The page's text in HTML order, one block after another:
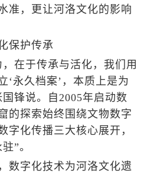
准，更让河洛文化的影响
保护传承
在于传承与活化，我们用
‘永久档案’，本质上是为
锋说。自2005年启动数
的探索始终围绕文物数字
字化传播三大核心展开，
”。
字化技术为河洛文化遗